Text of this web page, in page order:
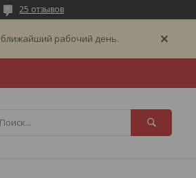
25 отзывов
рабочий день.